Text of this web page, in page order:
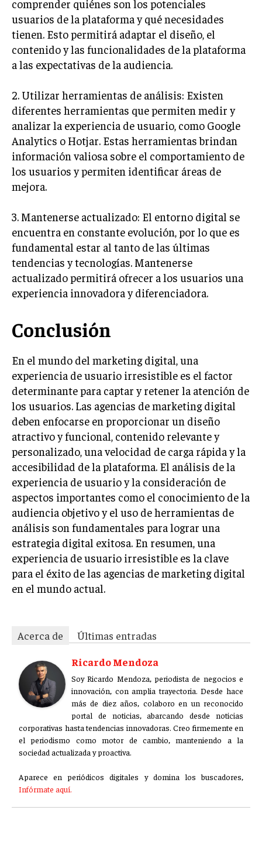
ÉTICA EMPRESARIAL Y RESPONSABILIDAD
SOCIAL
BLOG
Ricardo Mendoza
Soy Ricardo Mendoza, periodista de negocios e
innovación, con amplia trayectoria. Desde hace
más de diez años, colaboro en un reconocido
corporativas hasta tendencias innovadoras. Creo firmemente en
sociedad actualizada y proactiva.
Aparece en periódicos digitales y domina los buscadores,
Infórmate aquí.
comprender quiénes son los potenciales
usuarios de la plataforma y qué necesidades
tienen. Esto permitirá adaptar el diseño, el
contenido y las funcionalidades de la plataforma
a las expectativas de la audiencia.
2. Utilizar herramientas de análisis: Existen
diferentes herramientas que permiten medir y
analizar la experiencia de usuario, como Google
Analytics o Hotjar. Estas herramientas brindan
información valiosa sobre el comportamiento de
los usuarios y permiten identificar áreas de
mejora.
3. Mantenerse actualizado: El entorno digital se
encuentra en constante evolución, por lo que es
fundamental estar al tanto de las últimas
tendencias y tecnologías. Mantenerse
actualizado permitirá ofrecer a los usuarios una
experiencia innovadora y diferenciadora.
Conclusión
En el mundo del marketing digital, una
experiencia de usuario irresistible es el factor
determinante para captar y retener la atención de
los usuarios. Las agencias de marketing digital
deben enfocarse en proporcionar un diseño
atractivo y funcional, contenido relevante y
personalizado, una velocidad de carga rápida y la
accesibilidad de la plataforma. El análisis de la
experiencia de usuario y la consideración de
aspectos importantes como el conocimiento de la
audiencia objetivo y el uso de herramientas de
análisis son fundamentales para lograr una
estrategia digital exitosa. En resumen, una
experiencia de usuario irresistible es la clave
para el éxito de las agencias de marketing digital
en el mundo actual.
Acerca de
Últimas entradas
Ricardo Mendoza
Soy Ricardo Mendoza, periodista de negocios e
innovación, con amplia trayectoria. Desde hace
más de diez años, colaboro en un reconocido
portal de noticias, abarcando desde noticias
corporativas hasta tendencias innovadoras. Creo firmemente en
el periodismo como motor de cambio, manteniendo a la
sociedad actualizada y proactiva.
Aparece en periódicos digitales y domina los buscadores,
Infórmate aquí.